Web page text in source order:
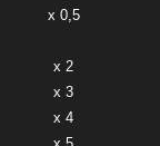
x 0,5
x 2
x 3
x 4